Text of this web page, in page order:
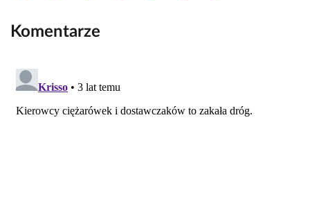
Komentarze